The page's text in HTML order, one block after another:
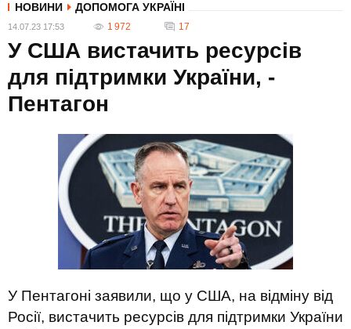
НОВИНИ ДОПОМОГА УКРАЇНІ
14.07.23 17:53 1 972 17
У США вистачить ресурсів
для підтримки України, -
Пентагон
У Пентагоні заявили, що у США, на відміну від
Росії, вистачить ресурсів для підтримки України